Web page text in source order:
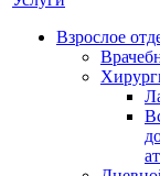
Взрослое